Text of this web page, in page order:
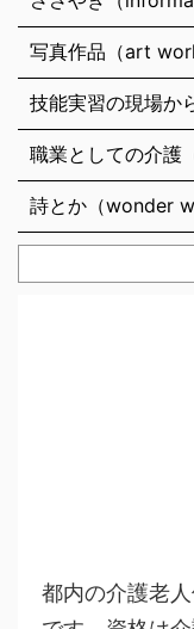
写真作品（art
技能実習の現場か
職業としての介護
詩とか（wonder
都内の介護老